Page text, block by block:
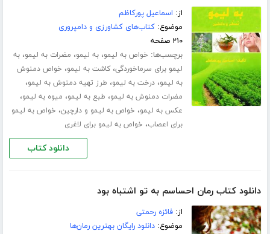
از: اسماعیل پورکاظم
موضوع:کتاب‌های کشاورزی و دامپروری
۲۱۰ صفحه
برچسب‌ها: خواص به لیمو،به لیمو، مضرات به لیمو،به
لیمو برای سرماخوردگی،کاشت به لیمو، خواص دمنوش
به لیمو،درخت به لیمو، طرز تهیه دمنوش به لیمو،
مضرات دمنوش به لیمو، طبع به لیمو، میوه به لیمو،
عکس به لیمو، خواص به لیمو و دارچین، خواص به لیمو
برای اعصاب، خواص به لیمو برای لاغری
دانلود کتاب
دانلود کتاب رمان احساسم به تو اشتباه بود
از:فائزه رحمتی
موضوع:دانلود رایگان بهترین رمان‌ها